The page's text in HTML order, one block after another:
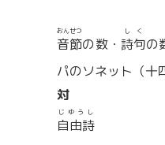
音節
おんせつ
の数・ 詩句
しく
の
パのソネット（十
対
自由詩
じゆうし